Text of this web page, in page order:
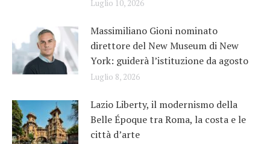
Luglio 10, 2026
Massimiliano Gioni nominato
direttore del New Museum di New
York: guiderà l’istituzione da agosto
Luglio 8, 2026
Lazio Liberty, il modernismo della
Belle Époque tra Roma, la costa e le
città d’arte